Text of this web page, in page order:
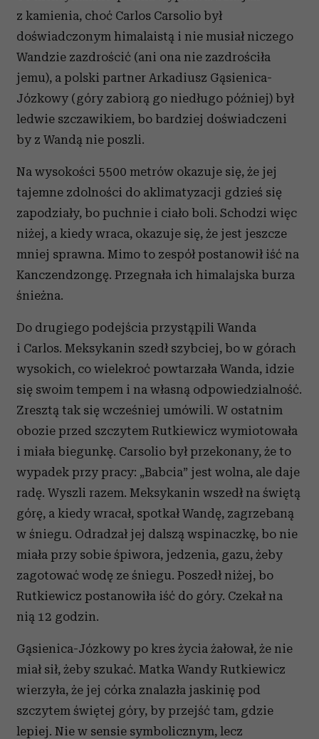
z kamienia, choć Carlos Carsolio był
doświadczonym himalaistą i nie musiał niczego
Wandzie zazdrościć (ani ona nie zazdrościła
jemu), a polski partner Arkadiusz Gąsienica-
Józkowy (góry zabiorą go niedługo później) był
ledwie szczawikiem, bo bardziej doświadczeni
by z Wandą nie poszli.
Na wysokości 5500 metrów okazuje się, że jej
tajemne zdolności do aklimatyzacji gdzieś się
zapodziały, bo puchnie i ciało boli. Schodzi więc
niżej, a kiedy wraca, okazuje się, że jest jeszcze
mniej sprawna. Mimo to zespół postanowił iść na
Kanczendzongę. Przegnała ich himalajska burza
śnieżna.
Do drugiego podejścia przystąpili Wanda
i Carlos. Meksykanin szedł szybciej, bo w górach
wysokich, co wielekroć powtarzała Wanda, idzie
się swoim tempem i na własną odpowiedzialność.
Zresztą tak się wcześniej umówili. W ostatnim
obozie przed szczytem Rutkiewicz wymiotowała
i miała biegunkę. Carsolio był przekonany, że to
wypadek przy pracy: „Babcia” jest wolna, ale daje
radę. Wyszli razem. Meksykanin wszedł na świętą
górę, a kiedy wracał, spotkał Wandę, zagrzebaną
w śniegu. Odradzał jej dalszą wspinaczkę, bo nie
miała przy sobie śpiwora, jedzenia, gazu, żeby
zagotować wodę ze śniegu. Poszedł niżej, bo
Rutkiewicz postanowiła iść do góry. Czekał na
nią 12 godzin.
Gąsienica-Józkowy po kres życia żałował, że nie
miał sił, żeby szukać. Matka Wandy Rutkiewicz
wierzyła, że jej córka znalazła jaskinię pod
szczytem świętej góry, by przejść tam, gdzie
lepiej. Nie w sensie symbolicznym, lecz